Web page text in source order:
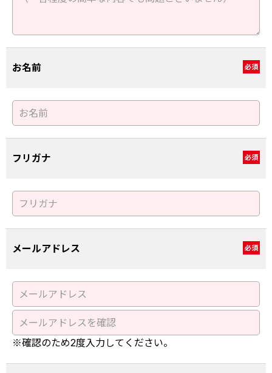
お名前 必須
フリガナ 必須
メールアドレス 必須
※確認のため2度入力してください。